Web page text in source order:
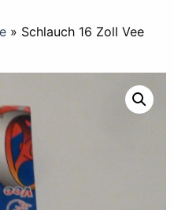
» Schlauch 16 Zoll Vee